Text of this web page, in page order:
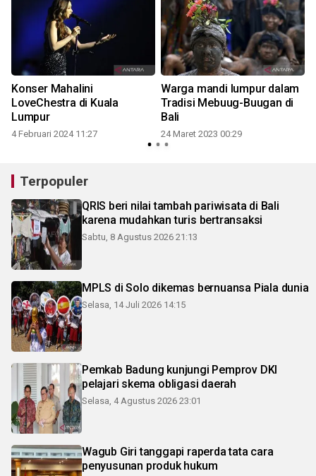
Konser Mahalini
LoveChestra di Kuala
Lumpur
4 Februari 2024 11:27
Warga mandi lumpur dalam
Tradisi Mebuug-Buugan di
Bali
24 Maret 2023 00:29
Terpopuler
QRIS beri nilai tambah pariwisata di Bali
karena mudahkan turis bertransaksi
Sabtu, 8 Agustus 2026 21:13
MPLS di Solo dikemas bernuansa Piala dunia
Selasa, 14 Juli 2026 14:15
Pemkab Badung kunjungi Pemprov DKI
pelajari skema obligasi daerah
Selasa, 4 Agustus 2026 23:01
Wagub Giri tanggapi raperda tata cara
penyusunan produk hukum